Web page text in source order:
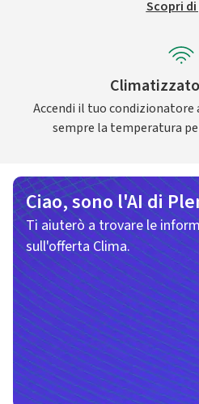
Scopri di
Accendi il tuo condizionatore
sempre la temperatura
Ciao, sono l'AI di
Ti aiuterò a trovare le
sull'offerta Clima.